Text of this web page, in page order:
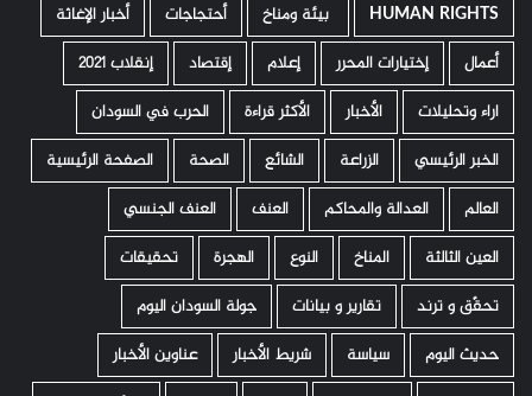
HUMAN RIGHTS ­ بيئة ومناخ أحتجاجات
أخبار الإغاثة
أعمال
إختيارات المحرر إعلام إقتصاد
إنقلاب 2021
اراء وتحليلات
الأخبار الأكثر قراءة
الحرب في السودان
الخبر الرئيسي
الزراعة الشائع الصحة
الصفحة الرئيسية
العالم
العدالة والمحاكم العنف
العنف الجنسي
العين الثالثة
المناخ النوع الهجرة
تحقيقات
تحقّق و ترند
تقارير و بيانات
جولة السودان اليوم
حديث اليوم
سياسة شريط الأخبار
عناوين الأخبار